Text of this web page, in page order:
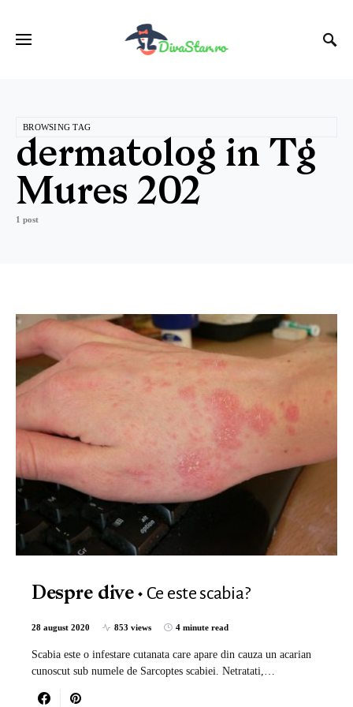
BROWSING TAG
dermatolog in Tg
Mures 202
1 post
Despre dive Ce este scabia?
28 august 2020 853 views 4 minute read
Scabia este o infestare cutanata care apare din cauza un acarian
cunoscut sub numele de Sarcoptes scabiei. Netratati,…